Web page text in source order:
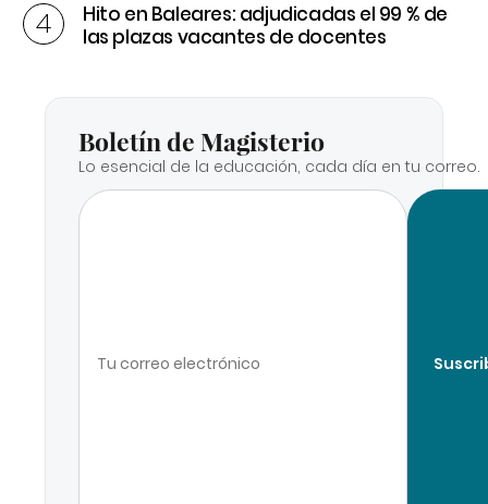
Hito en Baleares: adjudicadas el 99 % de
las plazas vacantes de docentes
Boletín de Magisterio
Lo esencial de la educación, cada día en tu correo.